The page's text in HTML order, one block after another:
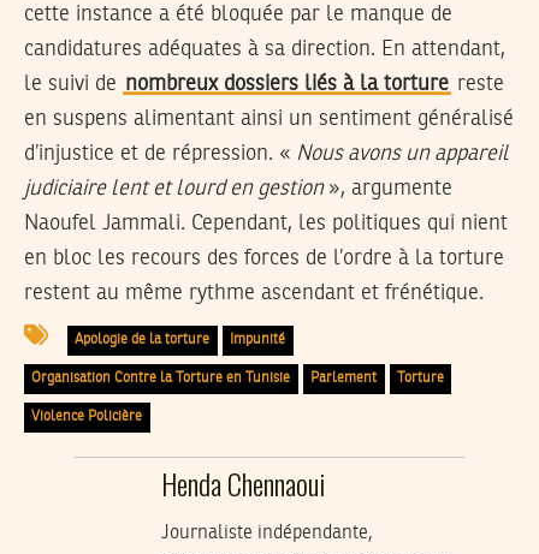
cette instance a été bloquée par le manque de
candidatures adéquates à sa direction. En attendant,
le suivi de nombreux dossiers liés à la torture reste
en suspens alimentant ainsi un sentiment généralisé
d’injustice et de répression. « Nous avons un appareil
judiciaire lent et lourd en gestion», argumente
Naoufel Jammali. Cependant, les politiques qui nient
en bloc les recours des forces de l’ordre à la torture
restent au même rythme ascendant et frénétique.
Apologie de la torture Impunité
Organisation Contre la Torture en Tunisie Parlement Torture
Violence Policière
Henda Chennaoui
Journaliste indépendante,